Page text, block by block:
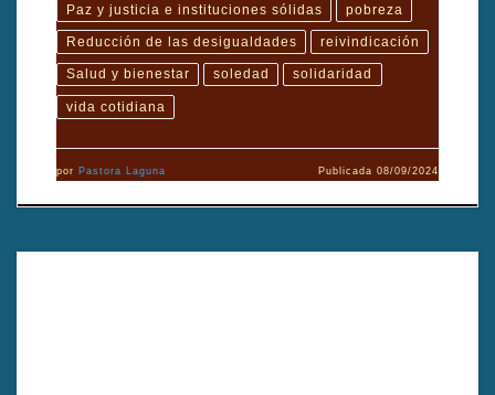
Paz y justicia e instituciones sólidas pobreza
Reducción de las desigualdades reivindicación
Salud y bienestar soledad solidaridad
vida cotidiana
por Pastora Laguna Publicada08/09/2024